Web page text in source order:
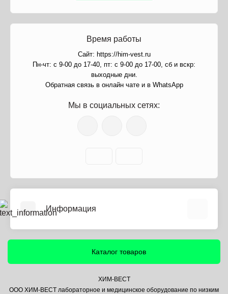
Время работы
Сайт: https://him-vest.ru
Пн-чт: с 9-00 до 17-40, пт: с 9-00 до 17-00, сб и вскр:
выходные дни.
Обратная связь в онлайн чате и в WhatsApp
Мы в социальных сетях:
Информация
Информация о доставке
Политика безопасности
Каталог товаров
ХИМ-ВЕСТ
ООО ХИМ-ВЕСТ лабораторное и медицинское оборудование по низким